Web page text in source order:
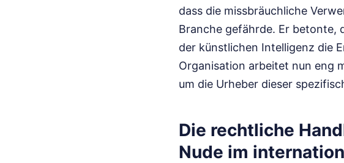
dass die missbräuchliche
Branche gefährde. Er betonte,
der künstlichen Intelligenz die
Organisation arbeitet nun eng
um die Urheber dieser
Die rechtliche
Nude im